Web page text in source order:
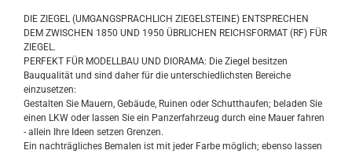
DIE ZIEGEL (UMGANGSPRACHLICH ZIEGELSTEINE) ENTSPRECHEN
DEM ZWISCHEN 1850 UND 1950 ÜBRLICHEN REICHSFORMAT (RF) FÜR
ZIEGEL.
PERFEKT FÜR MODELLBAU UND DIORAMA: Die Ziegel besitzen
Bauqualität und sind daher für die unterschiedlichsten Bereiche
einzusetzen:
Gestalten Sie Mauern, Gebäude, Ruinen oder Schutthaufen; beladen Sie
einen LKW oder lassen Sie ein Panzerfahrzeug durch eine Mauer fahren
- allein Ihre Ideen setzen Grenzen.
Ein nachträgliches Bemalen ist mit jeder Farbe möglich; ebenso lassen